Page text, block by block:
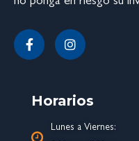
Horarios
Lunes a Viernes: